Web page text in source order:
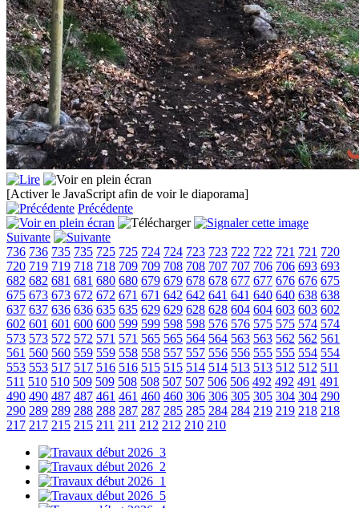
[Activer le JavaScript afin de voir le diaporama]
Précédente
Suivante
736 736 735 735 725 725 724 724 723 723 722 722 721 721 720
720 719 719 718 718 709 709 708 708 707 707 706 706 693 693
682 682 681 681 680 680 679 679 678 678 677 677 676 676 675
675 673 673 672 672 671 671 642 642 641 641 640 640 638 638
637 637 636 636 635 635 629 629 628 628 604 604 603 603 602
602 601 601 600 600 599 599 598 598 576 576 575 575 574 574
573 573 572 572 571 571 565 565 564 564 563 563 562 562 561
561 560 560 559 559 558 558 557 557 556 556 555 555 554 554
553 553 517 517 516 516 515 515 514 514 513 513 512 512 511
511 510 510 509 509 508 508 507 507 506 506 492 492 491 491
490 490 487 487 461 461 460 460 306 306 305 305 304 304 290
290 289 289 288 288 287 287 285 285 284 284 219 219 218 218
217 217 215 215 211 211 212 212 210 210